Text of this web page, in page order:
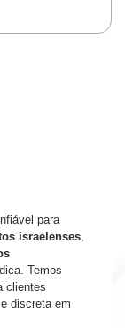
para
israelenses
Temos
clientes
discreta em